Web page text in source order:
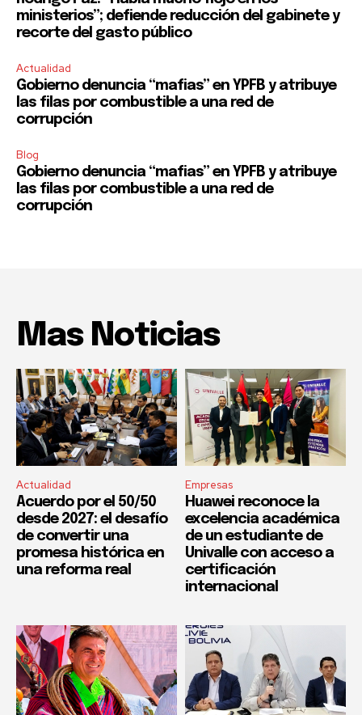
ministerios”; defiende reducción del gabinete y
recorte del gasto público
Actualidad
Gobierno denuncia “mafias” en YPFB y atribuye
las filas por combustible a una red de
corrupción
Blog
Gobierno denuncia “mafias” en YPFB y atribuye
las filas por combustible a una red de
corrupción
Mas Noticias
Actualidad
Acuerdo por el 50/50
desde 2027: el desafío
de convertir una
promesa histórica en
una reforma real
Empresas
Huawei reconoce la
excelencia académica
de un estudiante de
Univalle con acceso a
certificación
internacional